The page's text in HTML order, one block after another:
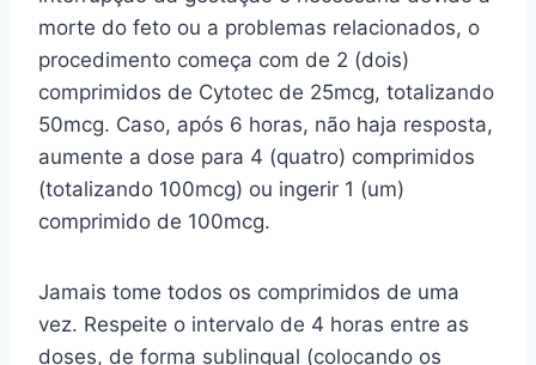
morte do feto ou a problemas relacionados, o
procedimento começa com de 2 (dois)
comprimidos de Cytotec de 25mcg, totalizando
50mcg. Caso, após 6 horas, não haja resposta,
aumente a dose para 4 (quatro) comprimidos
(totalizando 100mcg) ou ingerir 1 (um)
comprimido de 100mcg.
Jamais tome todos os comprimidos de uma
vez. Respeite o intervalo de 4 horas entre as
doses, de forma sublingual (colocando os